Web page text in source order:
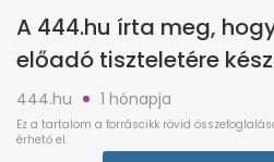
A 444.hu írta meg,
előadó tiszteletére
444.hu 1 hónapja